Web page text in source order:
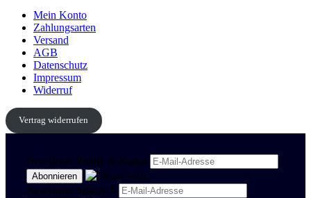
Mein Konto
Zahlungsarten
Versand
AGB
Datenschutz
Impressum
Widerruf
Vertrag widerrufen
Newsletter Politik & Kultur
Newsletter Spanisch